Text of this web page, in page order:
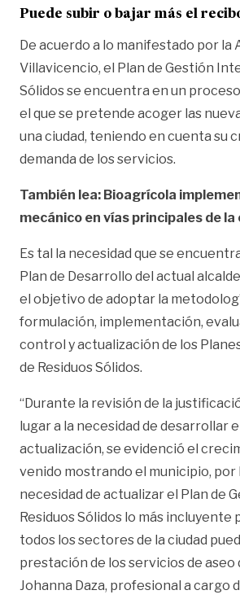
Puede subir o bajar más el
De acuerdo a lo manifestado por la
Villavicencio, el Plan de Gestión
Sólidos se encuentra en un
el que se pretende acoger las
una ciudad, teniendo en cuenta su
demanda de los servicios.
También lea: Bioagrícola
mecánico en vías principales de la
Es tal la necesidad que se
Plan de Desarrollo del actual
el objetivo de adoptar la
formulación, implementación,
control y actualización de los
de Residuos Sólidos.
“Durante la revisión de la
lugar a la necesidad de desarrollar
actualización, se evidenció el
venido mostrando el municipio, por
necesidad de actualizar el Plan de
Residuos Sólidos lo más incluyente
todos los sectores de la ciudad
prestación de los servicios de aseo
Johanna Daza, profesional a cargo